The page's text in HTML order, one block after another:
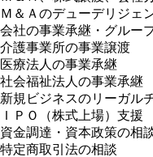
Ｍ＆Ａのデューデリジェ
会社の事業承継・グルー
介護事業所の事業譲渡
医療法人の事業承継
社会福祉法人の事業承継
新規ビジネスのリーガル
ＩＰＯ（株式上場）支援
資金調達・資本政策の相
特定商取引法の相談